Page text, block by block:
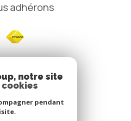
adhérons
NOSnotre site
pendant